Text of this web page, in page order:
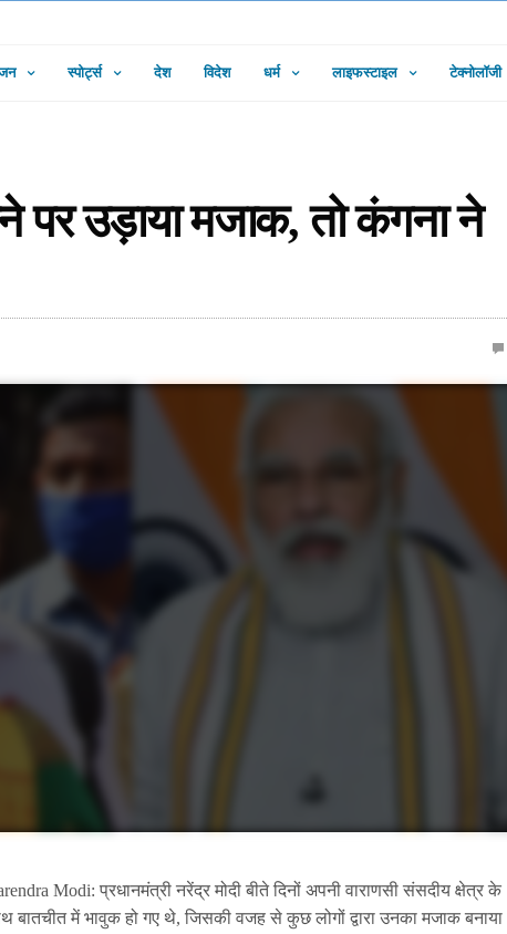
स्पोर्ट्स देश विदेश धर्म लाइफस्टाइल टेक्नोलॉजी
पर उड़ाया मजाक, तो कंगना ने
Modi: प्रधानमंत्री नरेंद्र मोदी बीते दिनों अपनी वाराणसी संसदीय क्षेत्र के
में भावुक हो गए थे, जिसकी वजह से कुछ लोगों द्वारा उनका मजाक बनाया